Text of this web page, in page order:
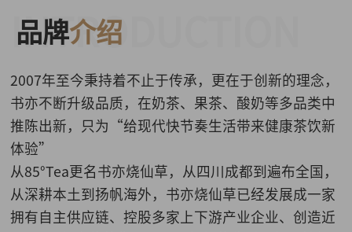
INTRODUCTION
品牌介绍
2007年至今秉持着不止于传承，更在于创新的理念，
书亦不断升级品质，在奶茶、果茶、酸奶等多品类中
推陈出新，只为“给现代快节奏生活带来健康茶饮新
体验”
从85°Tea更名书亦烧仙草，从四川成都到遍布全国，
从深耕本土到扬帆海外，书亦烧仙草已经发展成一家
拥有自主供应链、控股多家上下游产业企业、创造近